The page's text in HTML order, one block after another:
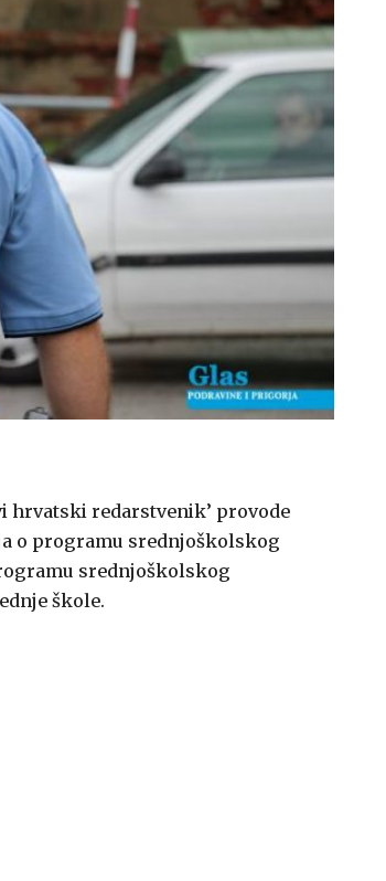
hrvatski redarstvenik’ provode
o programu srednjoškolskog
srednjoškolskog
škole.